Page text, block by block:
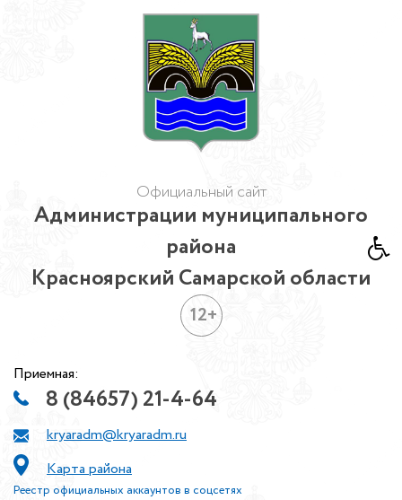
Официальный сайт
Администрации муниципального
района
Красноярский Самарской области
12+
Приемная:
8 (84657) 21-4-64
kryaradm@kryaradm.ru
Карта района
Реестр официальных аккаунтов в соцсетях